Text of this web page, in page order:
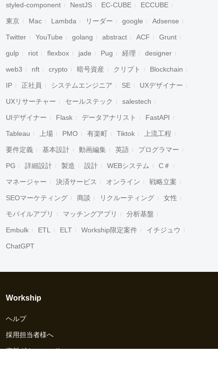
styled-component NestJS EC-CUBE ECCUBE
東京 Mac Lambda リーダー google Adsense
Twitter YouTube golang abstract ACF Grunt
gulp riot flexbox jade Pug 経理 designer
web3 nft crypto 暗号資産 クリプト Blockchain
IP 正社員 システムエンジニア SE UXデザイナー
UXリサーチャー セールステック salestech
UIデザイナー Flask データアナリスト FastAPI
Tableau 上場 PMO 有楽町 Tiktok 上流工程
要件定義 基本設計 動画編集 英語 プログラマー
PG 詳細設計 製造 設計 WEBシステム C＃
マネージャー 決済サービス オンライン 戦略立案
SEOマーケティング 商談 リクルーティング 女性
モバイルアプリ マッチングアプリ 分析基盤
Embulk ETL ELT Workship限定案件 イチジュウ
ChatGPT
Workship
ヘルプ
採用担当者様へ
資料ダウンロード